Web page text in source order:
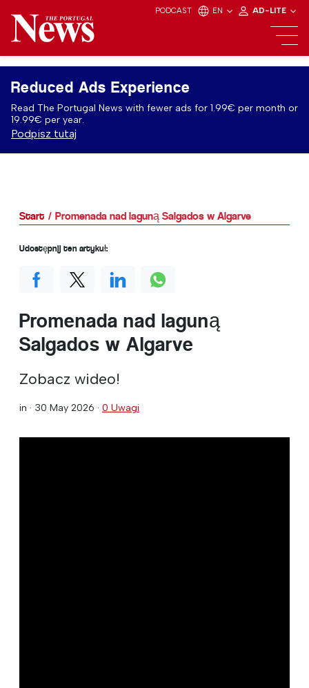
PODCAST EN AD-LITE
Reduced Ads Experience
Read The Portugal News with fewer ads for 1.99€ per month or
19.99€ per year.
Podpisz tutaj
Start Promenada nad laguną Salgados w Algarve
Promenada nad laguną
Salgados w Algarve
Zobacz wideo!
in · 30 May 2026 · 0 Uwagi
Udostępnij ten artykuł: